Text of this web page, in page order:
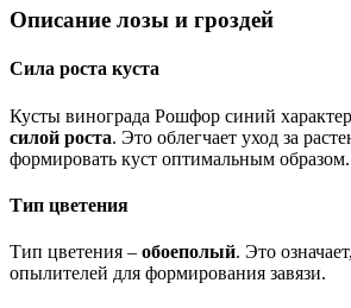
Описание лозы и гроздей
Сила роста куста
Кусты винограда Рошфор синий
силой роста. Это облегчает уход за
формировать куст оптимальным образом.
Тип цветения
Тип цветения – обоеполый. Это
опылителей для формирования завязи.